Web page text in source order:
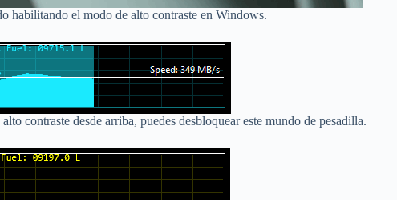
habilitando el modo de alto contraste en Windows.
contraste desde arriba, puedes desbloquear este mundo de pesadilla.